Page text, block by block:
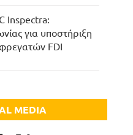
Inspectra:
για υποστήριξη
FDI
MEDIA